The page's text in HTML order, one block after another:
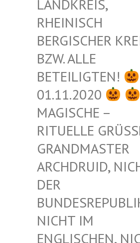
ANDKREIS, R
HEINISCH B
ERGISCHER
ZW. ALLE B
ETEILIGTEN!
01.11.2020
MAGISCHE –
RITUELLE GRÜSSE
RANDMASTER A
RCHDRUID,
ER B
UNDESREPUBLIK
ICHT IM E
NGLISCHEN,